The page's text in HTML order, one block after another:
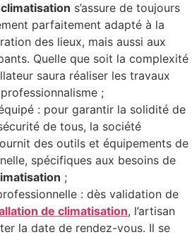
s’assure de toujours
parfaitement adapté à la
des lieux, mais aussi aux
Quelle que soit la complexité
saura réaliser les travaux
;
: pour garantir la solidité de
de tous, la société
des outils et équipements de
spécifiques aux besoins de
;
: dès validation de
de climatisation, l’artisan
la date de rendez-vous. Il se